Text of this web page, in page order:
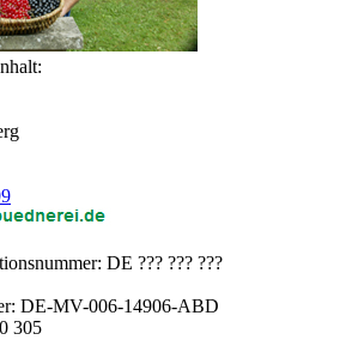
DE ??? ??? ???
DE-MV-006-14906-ABD
305